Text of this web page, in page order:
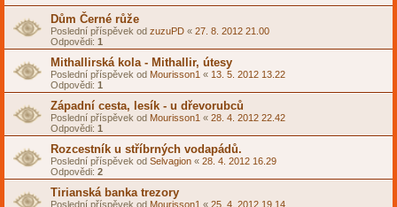
Dům Černé růže
Poslední příspěvek od zuzuPD « 27. 8. 2012 21.00
Odpovědi: 1
Mithallirská kola - Mithallir, útesy
Poslední příspěvek od Mourisson1 « 13. 5. 2012 13.22
Odpovědi: 1
Západní cesta, lesík - u dřevorubců
Poslední příspěvek od Mourisson1 « 28. 4. 2012 22.42
Odpovědi: 1
Rozcestník u stříbrných vodapádů.
Poslední příspěvek od Selvagion « 28. 4. 2012 16.29
Odpovědi: 2
Tirianská banka trezory
Poslední příspěvek od Mourisson1 « 25. 4. 2012 19.14